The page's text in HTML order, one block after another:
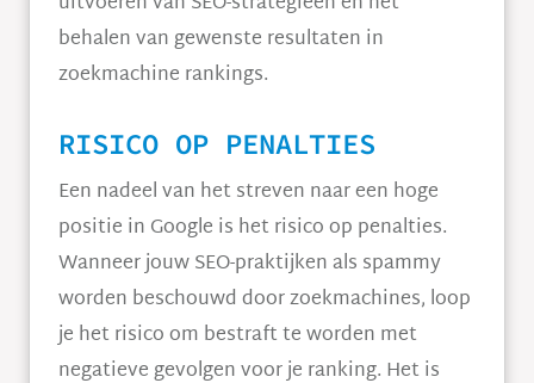
behalen van gewenste resultaten in
zoekmachine rankings.
RISICO OP PENALTIES
Een nadeel van het streven naar een hoge
positie in Google is het risico op penalties.
Wanneer jouw SEO-praktijken als spammy
worden beschouwd door zoekmachines, loop
je het risico om bestraft te worden met
negatieve gevolgen voor je ranking. Het is